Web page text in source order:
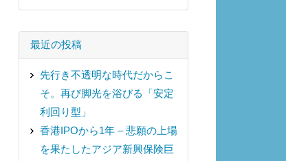
最近の投稿
先行き不透明な時代だからこ
そ。再び脚光を浴びる「安定
利回り型」
香港IPOから1年 – 悲願の上場
を果たしたアジア新興保険巨